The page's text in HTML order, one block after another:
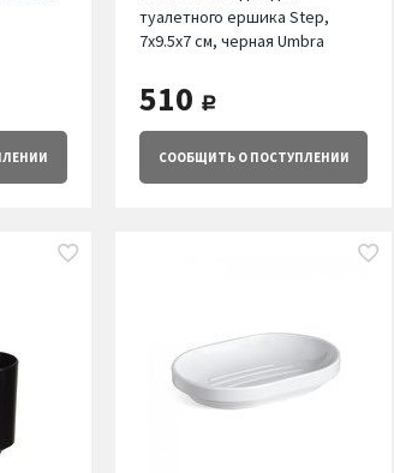
туалетного ершика Step,
7х9.5х7 см, черная Umbra
510 руб.
СООБЩИТЬО ПОСТУПЛЕНИИ